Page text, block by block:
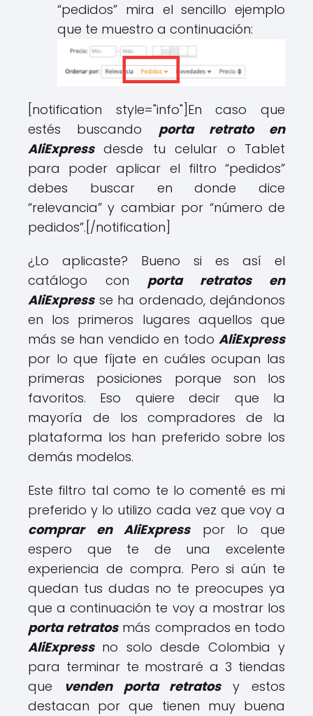
“pedidos” mira el sencillo ejemplo
que te muestro a continuación:
[notification style="info"]En caso que
estés buscando porta retrato en
AliExpressdesde tu celular o Tablet
para poder aplicar el filtro “pedidos”
debes buscar en donde dice
“relevancia” y cambiar por “número de
pedidos”.[/notification]
¿Lo aplicaste? Bueno si es así el
catálogo con porta retratos en
AliExpressse ha ordenado, dejándonos
en los primeros lugares aquellos que
más se han vendido en todo AliExpress
por lo que fíjate en cuáles ocupan las
primeras posiciones porque son los
favoritos. Eso quiere decir que la
mayoría de los compradores de la
plataforma los han preferido sobre los
demás modelos.
Este filtro tal como te lo comenté es mi
preferido y lo utilizo cada vez que voy a
comprar en AliExpresspor lo que
espero que te de una excelente
experiencia de compra. Pero si aún te
quedan tus dudas no te preocupes ya
que a continuación te voy a mostrar los
porta retratosmás comprados en todo
AliExpressno solo desde Colombia y
para terminar te mostraré a 3 tiendas
que venden porta retratosy estos
destacan por que tienen muy buena